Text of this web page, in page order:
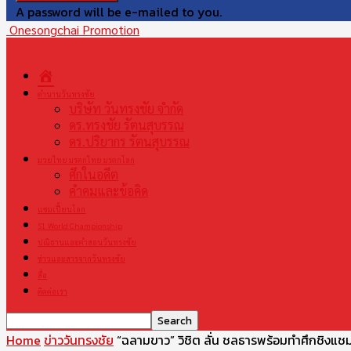
A password will be e-mailed to you.
Onesongchai Promotion
ตำนานวันทรงชัย
บริษัท วันทรงชัย จำกัด
ดร.ทรงชัย รัตนสุบรรณ
ดร.ปริยากร รัตนสุบรรณ
มวยไทย มรดกไทย มรดกโลก
ศึกในอดีต
คำคมและข้อคิด
แชมเปี้ยนโลก
S1 World Championship
ปณิธานและคำสอนวันทรงชัย
ข่าวและสารจากวันทรงชัย
สื่อ
ติดต่อเรา
Home ข่าววันทรงชัย “ฉลามขาว” วิชิต ลั่น ชลธารพร้อมทำศึกชิงแช